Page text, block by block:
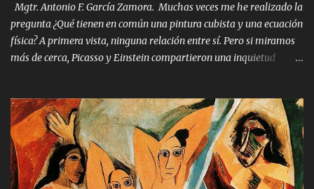
Mgtr. Antonio F. García Zamora. Muchas veces me he realizado la
pregunta ¿Qué tienen en común una pintura cubista y una ecuación
física? A primera vista, ninguna relación entre sí. Pero si miramos
más de cerca, Picasso y Einstein compartieron una inquietud
directa o intuitiva) en el universo fascinante de la cuarta
dimensión y la geometría no euclidiana. La ruptura del espacio:
más allá de Euclides. Durante siglos, todo en nuestro mundo: las
casas, los paisajes, los cuerpos se representaron sobre un mismo
marco: el de la geometría euclidiana. Esa geometría que